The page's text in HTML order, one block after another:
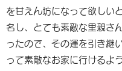
を甘えん坊になって欲しい
名し、とても素敵な里親さ
ったので、その運を引き継
って素敵なお家に行けるよ